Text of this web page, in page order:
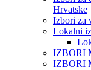
Hrvatske
Izbori za
Lokalni
IZBORI
IZBORI